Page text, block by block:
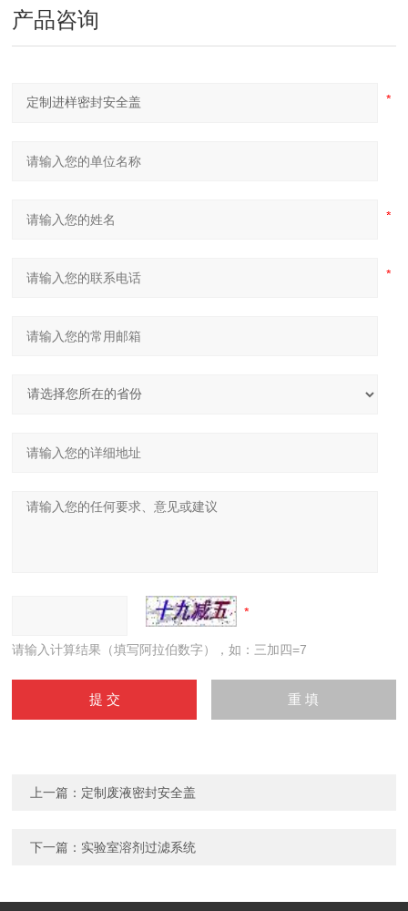
产品咨询
请输入计算结果（填写阿拉伯数字），如：三加四=7
上一篇： 定制废液密封安全盖
下一篇： 实验室溶剂过滤系统